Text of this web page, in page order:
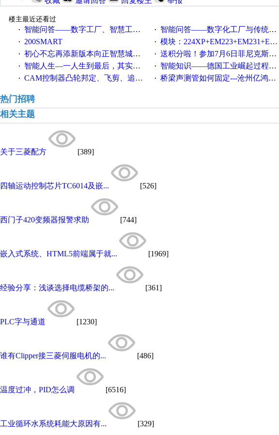
楼主最近还看过
·
智能问答——数字工厂、智慧工厂和智能制造三者的区别是什么？ · 智能问答——数字化工厂与传统工厂的差别体现在哪里？
· 200SMART · 模块：224XP+EM223+EM231+EM235+EM232+EM232怎么用以太网通讯？
· 初心不忘再添新版本向正智慧城市云展厅3.0版亮相 · 送积分啦！参加7月6日菲尼克斯在线研讨会即得
· 智能人生—一人生到最后，其实拼的都是人品 · 智能知识——德国工业崛起过程中不得不提的10个关键词
· CAM控制器凸轮邦定、飞剪、追剪等C功能块 · 桥梁声测管如何固定---沧州亿鸿声测管
热门招聘
相关主题
关于三菱配方 [389]
四轴运动控制芯片TC6014及嵌... [526]
西门子420变频器报警求助 [744]
嵌入式系统、HTML5前端属于就... [1969]
经验分享：浅谈选择电缆桥架的... [361]
PLC字与通道 [1230]
谁有Clipper接三菱伺服电机的... [486]
温度过冲，PID怎么调 [6516]
工业循环水系统耗能大原因有... [329]